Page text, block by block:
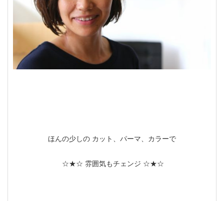
ほんの少しの カット、パーマ、カラーで
☆★☆ 雰囲気もチェンジ ☆★☆